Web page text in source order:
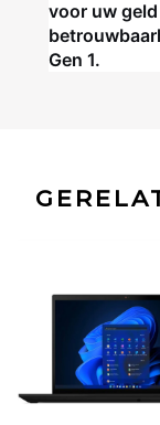
voor uw
Gen 1.